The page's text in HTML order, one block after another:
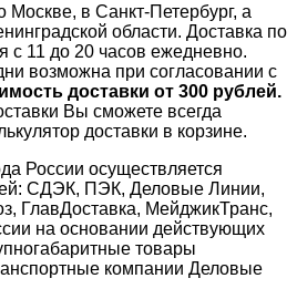
Москве, в Санкт-Петербург, а
области. Доставка по
с 11 до 20 часов ежедневно.
возможна при согласовании с
доставки от 300 рублей.
Вы сможете всегда
доставки в корзине.
России осуществляется
СДЭК, ПЭК, Деловые Линии,
ГлавДоставка, МейджикТранс,
на основании действующих
товары
компании Деловые